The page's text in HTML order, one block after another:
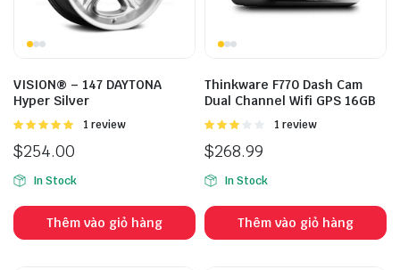
VISION® – 147 DAYTONA
Hyper Silver
Được
5.005 sao
1 review
$254.00
In Stock
Thêm vào giỏ hàng
Thinkware F770 Dash Cam
Dual Channel Wifi GPS 16GB
Được
hạng
sao
1 review
$268.99
In Stock
Thêm vào giỏ hàng